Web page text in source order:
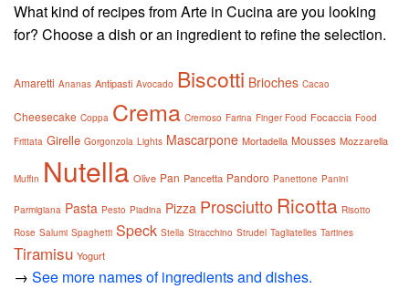
What kind of recipes from Arte in Cucina are you looking
for? Choose a dish or an ingredient to refine the selection.
Amaretti Ananas Antipasti Avocado Biscotti Brioches Cacao
Cheesecake Coppa Crema Cremoso Farina Finger Food Focaccia Food
Frittata Girelle Gorgonzola Lights Mascarpone Mortadella Mousses Mozzarella
Muffin Nutella Olive Pan Pancetta Pandoro Panettone Panini
Parmigiana Pasta Pesto Piadina Pizza Prosciutto Ricotta Risotto
Rose Salumi Spaghetti Speck Stella Stracchino Strudel Tagliatelles Tartines
Tiramisu Yogurt
→ See more names of ingredients and dishes.